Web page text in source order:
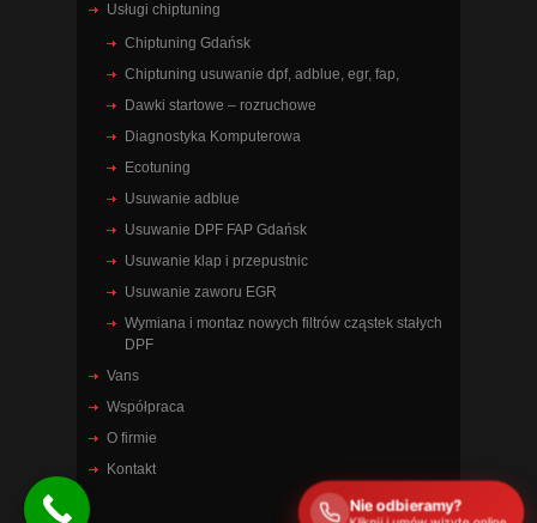
Usługi chiptuning
Chiptuning Gdańsk
Chiptuning usuwanie dpf, adblue, egr, fap,
Dawki startowe – rozruchowe
Diagnostyka Komputerowa
Ecotuning
Usuwanie adblue
Usuwanie DPF FAP Gdańsk
Usuwanie klap i przepustnic
Usuwanie zaworu EGR
Wymiana i montaz nowych filtrów cząstek stałych
DPF
Vans
Współpraca
O firmie
Kontakt
Nie odbieramy?